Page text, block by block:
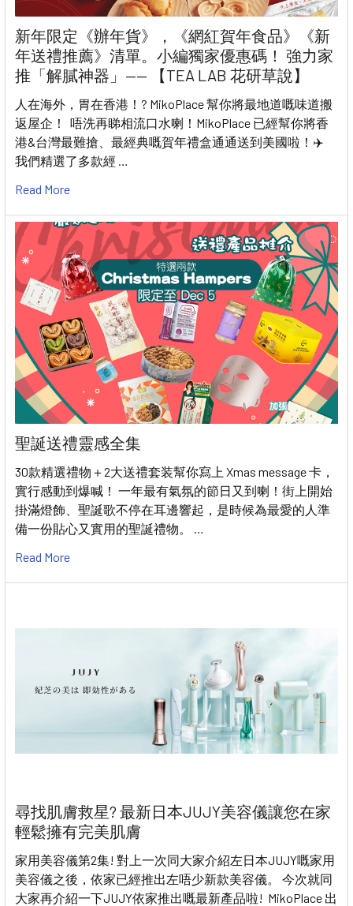
新年限定《辦年貨》，《網紅賀年食品》《新
年送禮推薦》清單。小編獨家優惠碼！ 強力家
推「解膩神器」—— 【TEA LAB 花研草說】
人在海外，胃在香港！? MikoPlace 幫你將最地道嘅味道搬
返屋企！ 唔洗再睇相流口水喇！MikoPlace 已經幫你將香
港&台灣最難搶、最經典嘅賀年禮盒通通送到美國啦！✈️
我們精選了多款經 …
Read More
聖誕送禮靈感全集
30款精選禮物＋2大送禮套装幫你寫上 Xmas message 卡，
實行感動到爆喊！ 一年最有氣氛的節日又到喇！街上開始
掛滿燈飾、聖誕歌不停在耳邊響起，是時候為最愛的人準
備一份貼心又實用的聖誕禮物。 …
Read More
尋找肌膚救星? 最新日本JUJY美容儀讓您在家
輕鬆擁有完美肌膚
家用美容儀第2集! 對上一次同大家介紹左日本JUJY嘅家用
美容儀之後，依家已經推出左唔少新款美容儀。 今次就同
大家再介紹一下JUJY依家推出嘅最新產品啦! MikoPlace 出